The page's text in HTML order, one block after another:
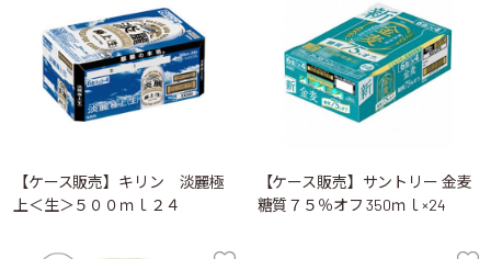
【ケース販売】キリン 淡麗極
上＜生＞５００ｍｌ２４
【ケース販売】サントリー 金麦
糖質７５％オフ 350ｍｌ×24